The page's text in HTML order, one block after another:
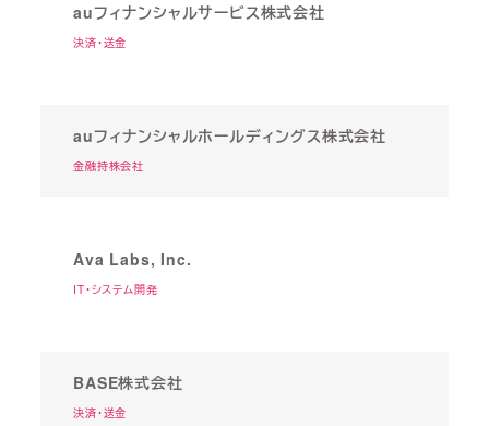
auフィナンシャルサービス株式会社
決済・送金
auフィナンシャルホールディングス株式会社
金融持株会社
Ava Labs, Inc.
IT・システム開発
BASE株式会社
決済・送金